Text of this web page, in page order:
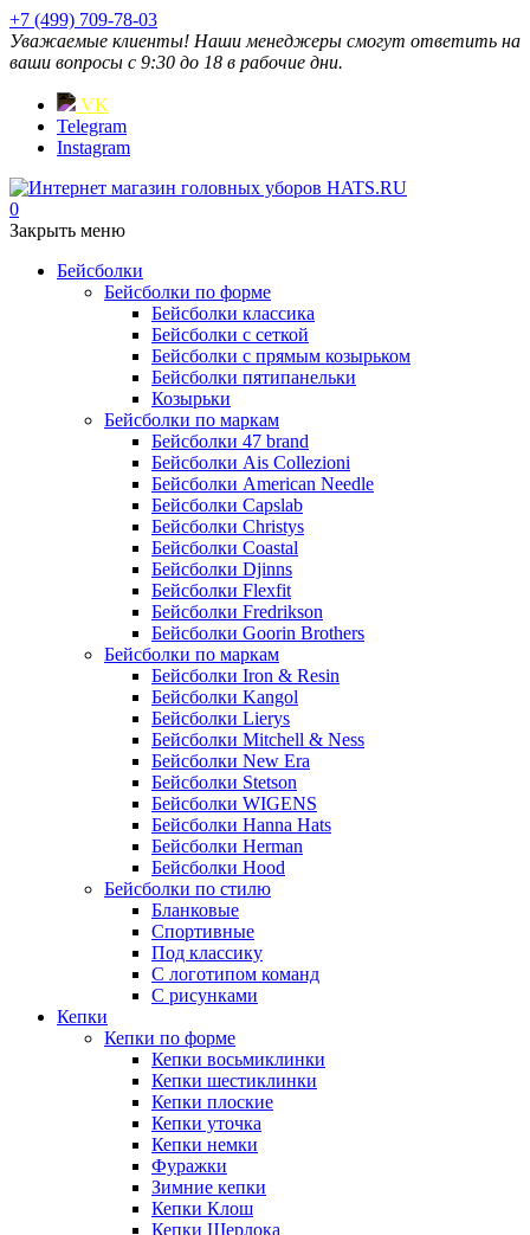
+7 (499) 709-78-03
Уважаемые клиенты! Наши менеджеры смогут ответить на
ваши вопросы с 9:30 до 18 в рабочие дни.
VK
Telegram
Instagram
0
Закрыть меню
Бейсболки
Бейсболки по форме
Бейсболки классика
Бейсболки с сеткой
Бейсболки с прямым козырьком
Бейсболки пятипанельки
Козырьки
Бейсболки по маркам
Бейсболки 47 brand
Бейсболки Ais Collezioni
Бейсболки American Needle
Бейсболки Capslab
Бейсболки Christys
Бейсболки Coastal
Бейсболки Djinns
Бейсболки Flexfit
Бейсболки Fredrikson
Бейсболки Goorin Brothers
Бейсболки по маркам
Бейсболки Iron & Resin
Бейсболки Kangol
Бейсболки Lierys
Бейсболки Mitchell & Ness
Бейсболки New Era
Бейсболки Stetson
Бейсболки WIGENS
Бейсболки Hanna Hats
Бейсболки Herman
Бейсболки Hood
Бейсболки по стилю
Бланковые
Спортивные
Под классику
С логотипом команд
С рисунками
Кепки
Кепки по форме
Кепки восьмиклинки
Кепки шестиклинки
Кепки плоские
Кепки уточка
Кепки немки
Фуражки
Зимние кепки
Кепки Клош
Кепки Шерлока